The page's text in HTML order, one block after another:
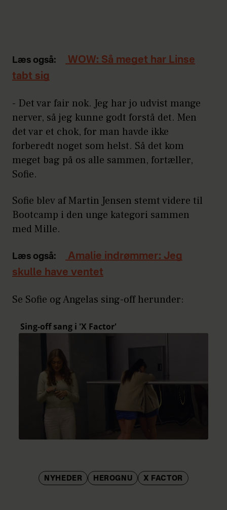
Læs også:
WOW: Så meget har Linse
tabt sig
- Det var fair nok. Jeg har jo udvist mange
nerver, så jeg kunne godt forstå det. Men
det var et chok, for man havde ikke
forberedt noget som helst. Så det kom
meget bag på os alle sammen, fortæller,
Sofie.
Sofie blev af Martin Jensen stemt videre til
Bootcamp i den unge kategori sammen
med Mille.
Læs også:
Amalie indrømmer: Jeg
skulle have ventet
Se Sofie og Angelas sing-off herunder:
NYHEDER HEROGNU X FACTOR